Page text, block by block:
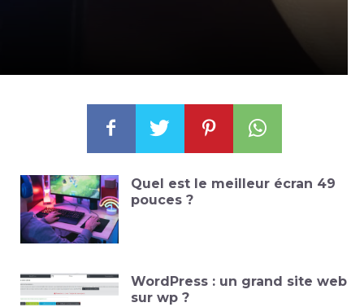
Quel est le meilleur écran 49
pouces ?
WordPress : un grand site web
sur wp ?